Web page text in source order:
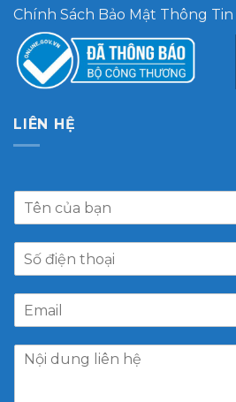
Chính Sách Bảo Mật Thông Tin
LIÊN HỆ